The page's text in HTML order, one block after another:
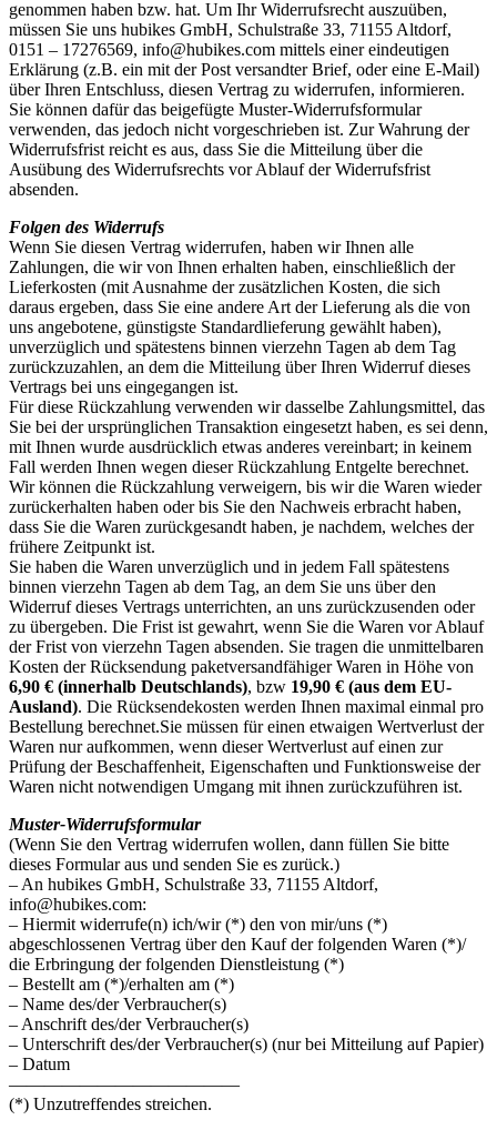
genommen haben bzw. hat. Um Ihr Widerrufsrecht auszuüben,
müssen Sie uns hubikes GmbH, Schulstraße 33, 71155 Altdorf,
0151 – 17276569, info@hubikes.com mittels einer eindeutigen
Erklärung (z.B. ein mit der Post versandter Brief, oder eine E-Mail)
über Ihren Entschluss, diesen Vertrag zu widerrufen, informieren.
Sie können dafür das beigefügte Muster-Widerrufsformular
verwenden, das jedoch nicht vorgeschrieben ist. Zur Wahrung der
Widerrufsfrist reicht es aus, dass Sie die Mitteilung über die
Ausübung des Widerrufsrechts vor Ablauf der Widerrufsfrist
absenden.
Folgen des Widerrufs
Wenn Sie diesen Vertrag widerrufen, haben wir Ihnen alle
Zahlungen, die wir von Ihnen erhalten haben, einschließlich der
Lieferkosten (mit Ausnahme der zusätzlichen Kosten, die sich
daraus ergeben, dass Sie eine andere Art der Lieferung als die von
uns angebotene, günstigste Standardlieferung gewählt haben),
unverzüglich und spätestens binnen vierzehn Tagen ab dem Tag
zurückzuzahlen, an dem die Mitteilung über Ihren Widerruf dieses
Vertrags bei uns eingegangen ist.
Für diese Rückzahlung verwenden wir dasselbe Zahlungsmittel, das
Sie bei der ursprünglichen Transaktion eingesetzt haben, es sei denn,
mit Ihnen wurde ausdrücklich etwas anderes vereinbart; in keinem
Fall werden Ihnen wegen dieser Rückzahlung Entgelte berechnet.
Wir können die Rückzahlung verweigern, bis wir die Waren wieder
zurückerhalten haben oder bis Sie den Nachweis erbracht haben,
dass Sie die Waren zurückgesandt haben, je nachdem, welches der
frühere Zeitpunkt ist.
Sie haben die Waren unverzüglich und in jedem Fall spätestens
binnen vierzehn Tagen ab dem Tag, an dem Sie uns über den
Widerruf dieses Vertrags unterrichten, an uns zurückzusenden oder
zu übergeben. Die Frist ist gewahrt, wenn Sie die Waren vor Ablauf
der Frist von vierzehn Tagen absenden. Sie tragen die unmittelbaren
Kosten der Rücksendung paketversandfähiger Waren in Höhe von
6,90 € (innerhalb Deutschlands), bzw 19,90 € (aus dem EU-
Ausland). Die Rücksendekosten werden Ihnen maximal einmal pro
Bestellung berechnet.Sie müssen für einen etwaigen Wertverlust der
Waren nur aufkommen, wenn dieser Wertverlust auf einen zur
Prüfung der Beschaffenheit, Eigenschaften und Funktionsweise der
Waren nicht notwendigen Umgang mit ihnen zurückzuführen ist.
Muster-Widerrufsformular
(Wenn Sie den Vertrag widerrufen wollen, dann füllen Sie bitte
dieses Formular aus und senden Sie es zurück.)
– An hubikes GmbH, Schulstraße 33, 71155 Altdorf,
info@hubikes.com:
– Hiermit widerrufe(n) ich/wir (*) den von mir/uns (*)
abgeschlossenen Vertrag über den Kauf der folgenden Waren (*)/
die Erbringung der folgenden Dienstleistung (*)
– Bestellt am (*)/erhalten am (*)
– Name des/der Verbraucher(s)
– Anschrift des/der Verbraucher(s)
– Unterschrift des/der Verbraucher(s) (nur bei Mitteilung auf Papier)
– Datum
—————————————
(*) Unzutreffendes streichen.